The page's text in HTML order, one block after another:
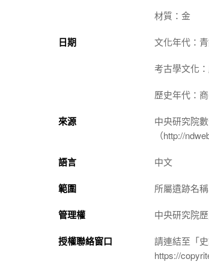
材質：金
日期 文化年代：
考古學文化
歷史年代：
來源
中央研究院
（http://
語言 中文
範圍 所屬遺跡名
管理權 中央研究院
授權聯絡窗口
請連結至「
https://